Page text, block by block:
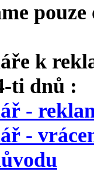
k
ti dnů :
-
-